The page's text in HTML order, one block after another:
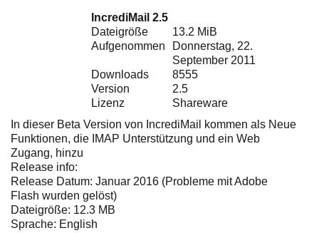
IncrediMail 2.5
Dateigröße
13.2 MiB
Aufgenommen
Donnerstag, 22.
September 2011
Downloads
8555
Version
2.5
Lizenz
Shareware
In dieser Beta Version von IncrediMail kommen als Neue
Funktionen, die IMAP Unterstützung und ein Web
Zugang, hinzu
Release info:
Release Datum: Januar 2016 (Probleme mit Adobe
Flash wurden gelöst)
Dateigröße: 12.3 MB
Sprache: English
E-Mail bestätigen